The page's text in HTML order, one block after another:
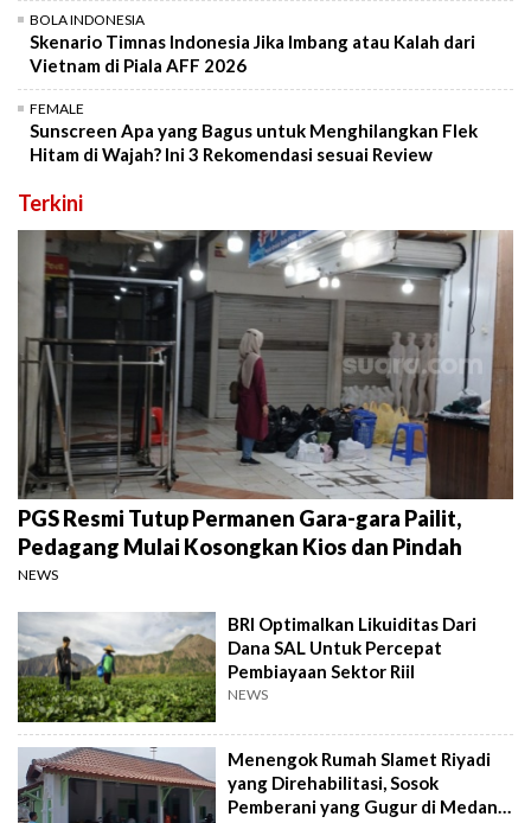
BOLA INDONESIA
Skenario Timnas Indonesia Jika Imbang atau Kalah dari
Vietnam di Piala AFF 2026
FEMALE
Sunscreen Apa yang Bagus untuk Menghilangkan Flek
Hitam di Wajah? Ini 3 Rekomendasi sesuai Review
Terkini
PGS Resmi Tutup Permanen Gara-gara Pailit,
Pedagang Mulai Kosongkan Kios dan Pindah
NEWS
BRI Optimalkan Likuiditas Dari
Dana SAL Untuk Percepat
Pembiayaan Sektor Riil
NEWS
Menengok Rumah Slamet Riyadi
yang Direhabilitasi, Sosok
Pemberani yang Gugur di Medan